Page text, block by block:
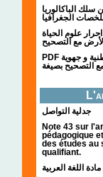
سلك الباكالوريا
الجغرافيا
احرار علوم الحياة
مع التصحيح
PDF تحميل امتحانات وطنية و جهوية
مع التصحيح بصيغة
جدلية التواصل
Note 43 sur
pédagogique
des études au
qualifiant.
اللغة العربية